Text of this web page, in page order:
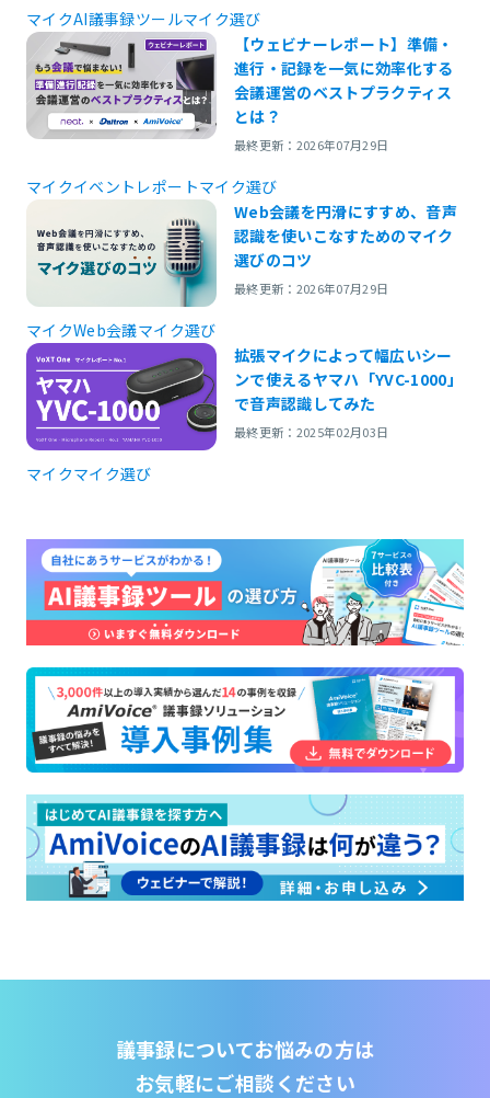
マイクAI議事録ツールマイク選び
【ウェビナーレポート】準備・
進行・記録を一気に効率化する
会議運営のベストプラクティス
とは？
最終更新：2026年07月29日
マイクイベントレポートマイク選び
Web会議を円滑にすすめ、音声
認識を使いこなすためのマイク
選びのコツ
最終更新：2026年07月29日
マイクWeb会議マイク選び
拡張マイクによって幅広いシー
ンで使えるヤマハ「YVC-1000」
で音声認識してみた
最終更新：2025年02月03日
マイクマイク選び
議事録についてお悩みの方は
お気軽にご相談ください